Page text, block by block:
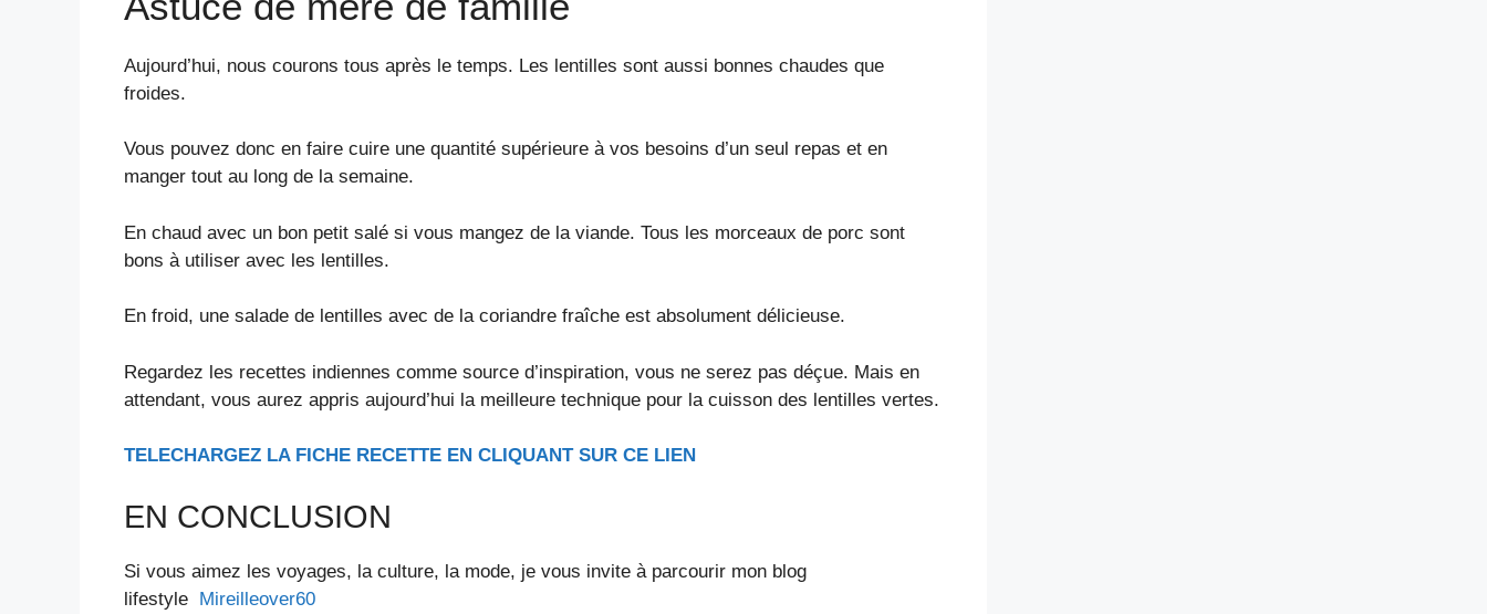
Aujourd’hui, nous courons tous après le temps. Les lentilles sont aussi bonnes chaudes que
froides.
Vous pouvez donc en faire cuire une quantité supérieure à vos besoins d’un seul repas et en
manger tout au long de la semaine.
En chaud avec un bon petit salé si vous mangez de la viande. Tous les morceaux de porc sont
bons à utiliser avec les lentilles.
En froid, une salade de lentilles avec de la coriandre fraîche est absolument délicieuse.
Regardez les recettes indiennes comme source d’inspiration, vous ne serez pas déçue. Mais en
attendant, vous aurez appris aujourd’hui la meilleure technique pour la cuisson des lentilles vertes.
TELECHARGEZ LA FICHE RECETTE EN CLIQUANT SUR CE LIEN
EN CONCLUSION
Si vous aimez les voyages, la culture, la mode, je vous invite à parcourir mon blog
lifestyle Mireilleover60